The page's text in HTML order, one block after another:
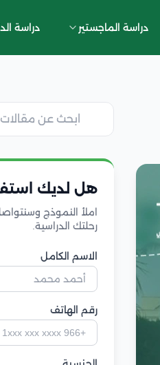
دراسة الماجستير دراسة
هل لديك
املأ النموذج
رحلتك الدراسية.
الاسم الكامل
رقم الهاتف